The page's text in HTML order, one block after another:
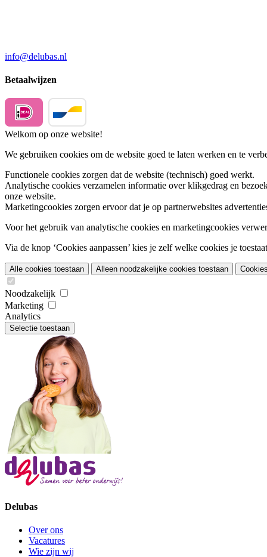
info@delubas.nl
Betaalwijzen
Welkom op onze website!
We gebruiken cookies om de website goed te laten werken en te
Functionele cookies zorgen dat de website (technisch) goed werkt.
Analytische cookies verzamelen informatie over klikgedrag en
onze website.
Marketingcookies zorgen ervoor dat je op partnerwebsites
Voor het gebruik van analytische cookies en marketingcookies
Via de knop ‘Cookies aanpassen’ kies je zelf welke cookies je
Alle cookies toestaan Alleen noodzakelijke cookies toestaan
Noodzakelijk
Marketing
Analytics
Selectie toestaan
Delubas
Over ons
Vacatures
Wie zijn wij